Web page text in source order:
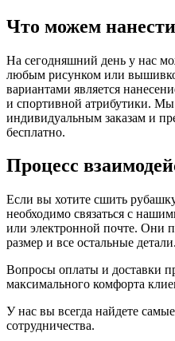
Что можем
На сегодняшний день у нас
любым рисунком или
вариантами является
и спортивной атрибутики.
индивидуальным заказам и
бесплатно.
Процесс
Если вы хотите сшить
необходимо связаться с
или электронной почте. Они
размер и все остальные детали.
Вопросы оплаты и доставки
максимального комфорта
У нас вы всегда найдете
сотрудничества.